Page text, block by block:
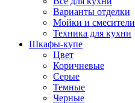
Варианты отделки
Мойки и смесители
Техника для кухни
Шкафы-купе
Цвет
Коричневые
Серые
Темные
Черные